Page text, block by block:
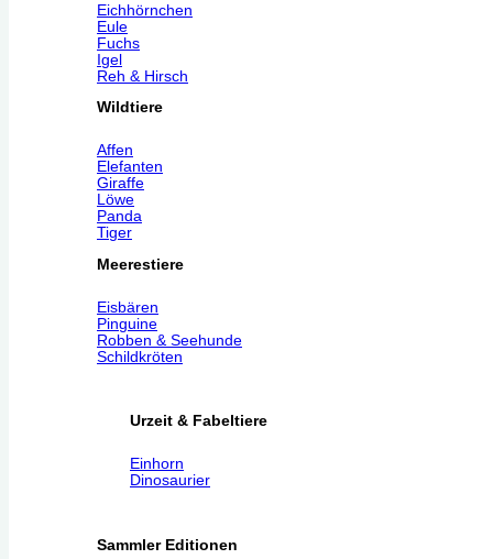
Eichhörnchen
Eule
Fuchs
Igel
Reh & Hirsch
Wildtiere
Affen
Elefanten
Giraffe
Löwe
Panda
Tiger
Meerestiere
Eisbären
Pinguine
Robben & Seehunde
Schildkröten
Urzeit & Fabeltiere
Einhorn
Dinosaurier
Sammler Editionen